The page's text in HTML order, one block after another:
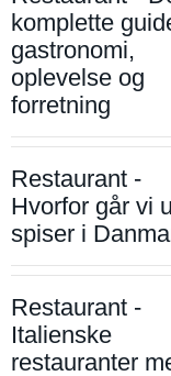
komplette
gastronomi,
oplevelse og
forretning
Restaurant -
Hvorfor går vi
spiser i
Restaurant -
Italienske
restauranter